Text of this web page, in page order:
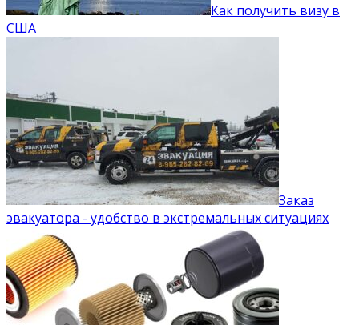
Как получить визу в
США
Заказ
эвакуатора - удобство в экстремальных ситуациях